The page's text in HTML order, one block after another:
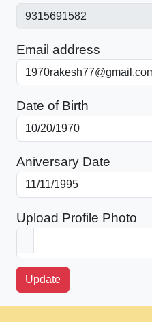
Email address
Date of Birth
Aniversary Date
Upload Profile Photo
Update